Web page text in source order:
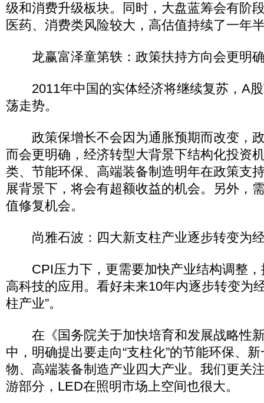
级和消费升级板块。同时，大盘蓝筹会有阶
医药、消费类风险较大，高估值持续了一年
龙赢富泽童第轶：政策扶持方向会更明
2011年中国的实体经济将继续复苏，A股
荡走势。
政策保增长不会因为通胀预期而改变，
而会更明确，经济转型大背景下结构化投资
类、节能环保、高端装备制造明年在政策支
展背景下，将会有超额收益的机会。另外，
值修复机会。
尚雅石波：四大新支柱产业逐步转变为
CPI压力下，更需要加快产业结构调整，
高科技的应用。看好未来10年内逐步转变为
柱产业”。
在《国务院关于加快培育和发展战略性
中，明确提出要走向“支柱化”的节能环保、
物、高端装备制造产业四大产业。我们更关
游部分，LED在照明市场上空间也很大。